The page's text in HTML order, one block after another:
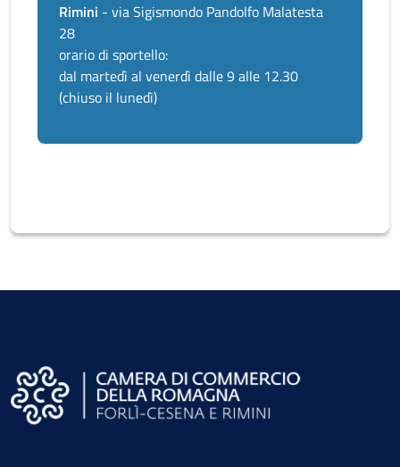
Rimini - via Sigismondo Pandolfo Malatesta
28
orario di sportello:
dal martedì al venerdì dalle 9 alle 12.30
(chiuso il lunedì)